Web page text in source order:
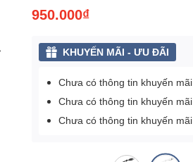
950.000₫
KHUYẾN MÃI - ƯU ĐÃI
Chưa có thông tin khuyến mãi
Chưa có thông tin khuyến mãi
Chưa có thông tin khuyến mãi